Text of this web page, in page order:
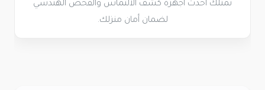
نمتلك أحدث أجهزة كشف الالتماس والفحص الهندسي
لضمان أمان منزلك.